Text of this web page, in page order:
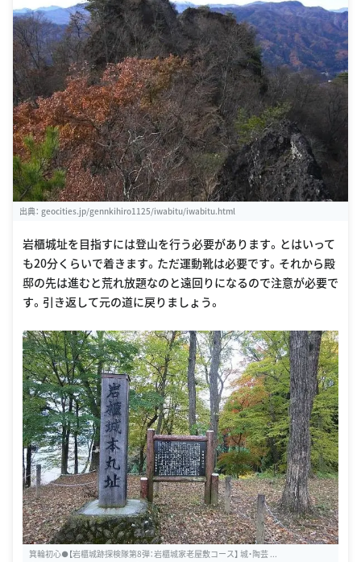
出典： geocities.jp/gennkihiro1125/iwabitu/iwabitu.html
岩櫃城址を目指すには登山を行う必要があります。とはいって
も20分くらいで着きます。ただ運動靴は必要です。それから殿
邸の先は進むと荒れ放題なのと遠回りになるので注意が必要で
す。引き返して元の道に戻りましょう。
箕輪初心●【岩櫃城跡探検隊第8弾：岩櫃城家老屋敷コース】 城・陶芸 ...